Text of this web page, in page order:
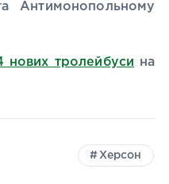
Антимонопольному
нових тролейбуси на
Херсон